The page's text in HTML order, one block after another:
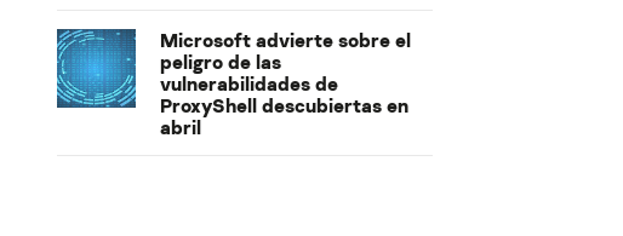
Microsoft advierte sobre el
peligro de las
vulnerabilidades de
ProxyShell descubiertas en
abril